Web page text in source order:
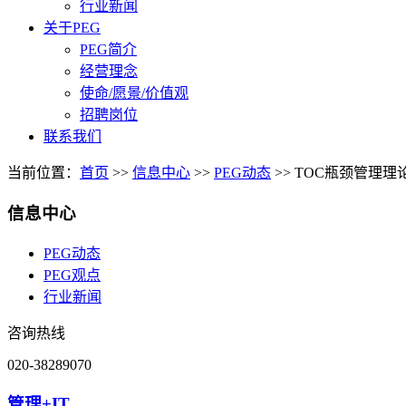
行业新闻
关于PEG
PEG简介
经营理念
使命/愿景/价值观
招聘岗位
联系我们
当前位置： 首页 >> 信息中心 >> PEG动态 >> TOC瓶颈管理理
信息中心
PEG动态
PEG观点
行业新闻
咨询热线
020-38289070